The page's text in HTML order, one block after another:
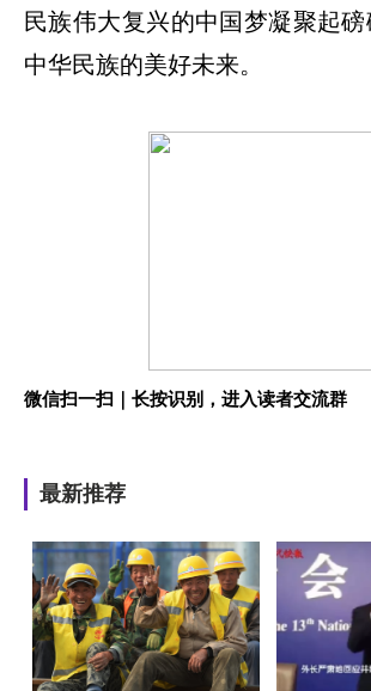
民族伟大复兴的中国梦凝聚起磅
中华民族的美好未来。
微信扫一扫｜长按识别，进入读者交流群
最新推荐